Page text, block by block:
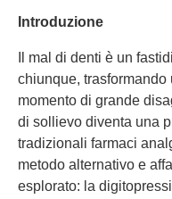
Introduzione
Il mal di denti è un
chiunque, trasformando
momento di grande
di sollievo diventa una
tradizionali farmaci
metodo alternativo e
esplorato: la